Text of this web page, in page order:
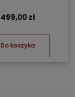
499,00 zł
Do koszyka